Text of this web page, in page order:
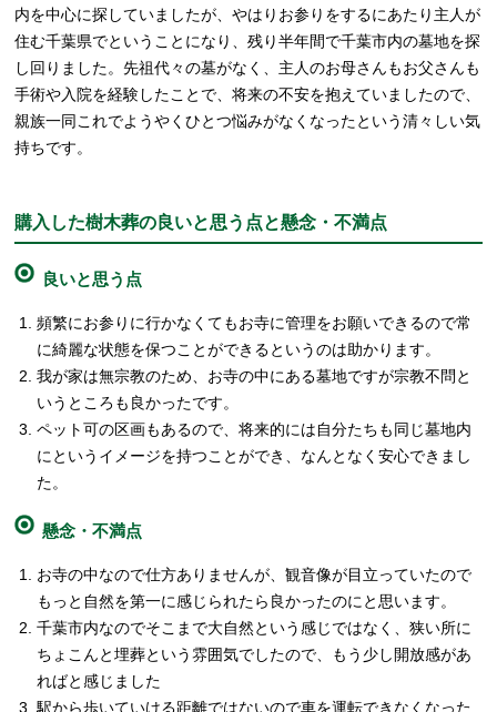
内を中心に探していましたが、やはりお参りをするにあたり主人が
住む千葉県でということになり、残り半年間で千葉市内の墓地を探
し回りました。先祖代々の墓がなく、主人のお母さんもお父さんも
手術や入院を経験したことで、将来の不安を抱えていましたので、
親族一同これでようやくひとつ悩みがなくなったという清々しい気
持ちです。
購入した樹木葬の良いと思う点と懸念・不満点
良いと思う点
頻繁にお参りに行かなくてもお寺に管理をお願いできるので常
に綺麗な状態を保つことができるというのは助かります。
我が家は無宗教のため、お寺の中にある墓地ですが宗教不問と
いうところも良かったです。
ペット可の区画もあるので、将来的には自分たちも同じ墓地内
にというイメージを持つことができ、なんとなく安心できまし
た。
懸念・不満点
お寺の中なので仕方ありませんが、観音像が目立っていたので
もっと自然を第一に感じられたら良かったのにと思います。
千葉市内なのでそこまで大自然という感じではなく、狭い所に
ちょこんと埋葬という雰囲気でしたので、もう少し開放感があ
ればと感じました
駅から歩いていける距離ではないので車を運転できなくなった